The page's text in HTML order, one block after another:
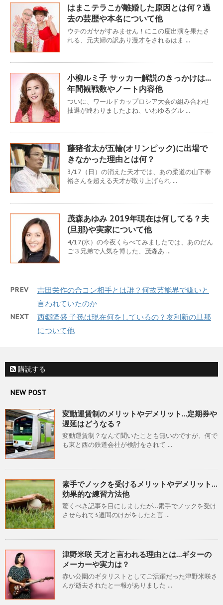
はまこテラこが離婚した原因とは何？過
去の芸歴や本名について他
ウチのガヤがすみません！にこの度出演を果たさ
れる、元夫婦の訳あり漫才をされるはま ...
小柳ルミ子 サッカー解説のきっかけは…
年間観戦数やノート内容他
ついに、ワールドカップロシア大会の組み合わせ
抽選が終わりましたよね、いわゆるグル ...
藤猪省太が五輪(オリンピック)に出場で
きなかった理由とは何？
3/17（日）の消えた天才では、あの柔道の山下泰
裕さんを超える天才が取り上げられ ...
茂森あゆみ 2019年現在は何してる？夫
(旦那)や実家について他
4/17(水）の今夜くらべてみましたでは、あのだん
ご３兄弟で人気を博した、茂森あ ...
PREV
吉田栄作の合コン相手とは誰？何故芸能界で嫌いと
言われていたのか
NEXT
西郷隆盛 子孫は現在何をしているの？友利新の旦那
について他
購読する
NEW POST
変動運賃制のメリットやデメリット…定期券や
遅延はどうなる？
変動運賃制？なんて聞いたことも無いのですが、何で
も東と西の鉄道会社が検討をされて ...
素手でノックを受けるメリットやデメリット…
効果的な練習方法他
驚くべき記事を目にしましたが…素手でノックを受け
させられて3週間のけがをしたと言 ...
津野米咲 天才と言われる理由とは…ギターの
メーカーや実力は？
赤い公園のギタリストとしてご活躍だった津野米咲さ
んが逝去されたと一報がありました ...